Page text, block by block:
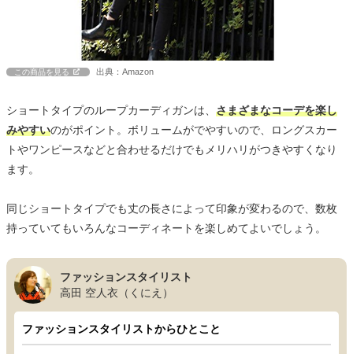
この商品を見る 出典：Amazon
ショートタイプのループカーディガンは、 さまざまなコーデを楽し
みやすいのがポイント。ボリュームがでやすいので、ロングスカー
トやワンピースなどと合わせるだけでもメリハリがつきやすくなり
ます。
同じショートタイプでも丈の長さによって印象が変わるので、数枚
持っていてもいろんなコーディネートを楽しめてよいでしょう。
ファッションスタイリスト
高田 空人衣（くにえ）
ファッションスタイリストからひとこと